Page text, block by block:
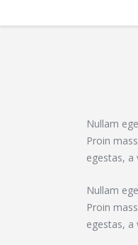
Nullam
Proin
egestas, a
Nullam
Proin
egestas, a